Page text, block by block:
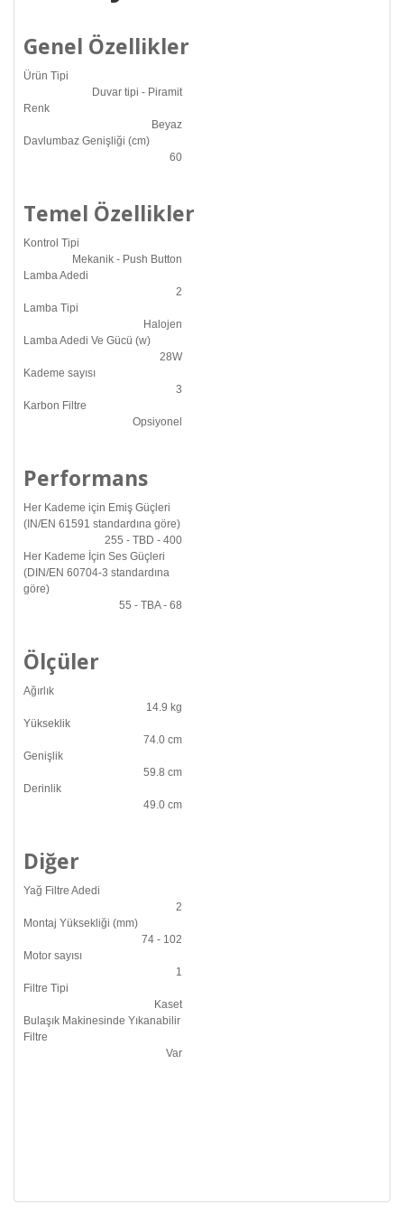
Genel Özellikler
Ürün Tipi
Duvar tipi - Piramit
Renk
Beyaz
Davlumbaz Genişliği (cm)
60
Temel Özellikler
Kontrol Tipi
Mekanik - Push Button
Lamba Adedi
2
Lamba Tipi
Halojen
Lamba Adedi Ve Gücü (w)
28W
Kademe sayısı
3
Karbon Filtre
Opsiyonel
Performans
Her Kademe için Emiş Güçleri
(IN/EN 61591 standardına göre)
255 - TBD - 400
Her Kademe İçin Ses Güçleri
(DIN/EN 60704-3 standardına
göre)
55 - TBA - 68
Ölçüler
Ağırlık
14.9 kg
Yükseklik
74.0 cm
Genişlik
59.8 cm
Derinlik
49.0 cm
Diğer
Yağ Filtre Adedi
2
Montaj Yüksekliği (mm)
74 - 102
Motor sayısı
1
Filtre Tipi
Kaset
Bulaşık Makinesinde Yıkanabilir
Filtre
Var
Bu ürünün fiyat bilgisi, resim, ürün açıklamalarında ve diğer